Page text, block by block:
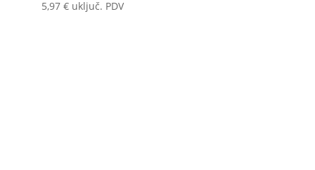
5,97 € uključ. PDV